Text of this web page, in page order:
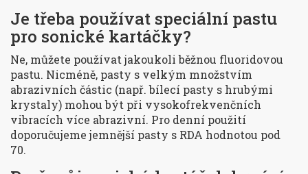
Je třeba používat speciální pastu
pro sonické kartáčky?
Ne, můžete používat jakoukoli běžnou fluoridovou
pastu. Nicméně, pasty s velkým množstvím
abrazivních částic (např. bílecí pasty s hrubými
krystaly) mohou být při vysokofrekvenčních
vibracích více abrazivní. Pro denní použití
doporučujeme jemnější pasty s RDA hodnotou pod
70.